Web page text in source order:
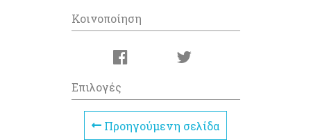
Κοινοποίηση
Επιλογές
Προηγούμενη σελίδα